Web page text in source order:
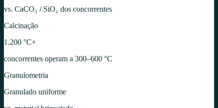
vs. CaCO₃ / SiO₂ dos concorrentes
Calcinação
1.200 °C+
concorrentes operam a 300–600 °C
Granulometria
Granulado uniforme